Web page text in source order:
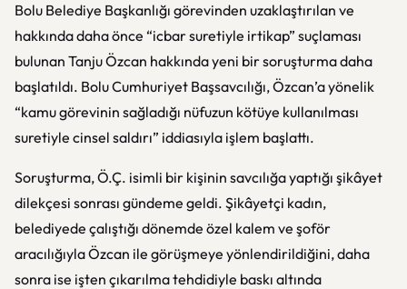
Bolu Belediye Başkanlığı görevinden uzaklaştırılan ve
hakkında daha önce “icbar suretiyle irtikap” suçlaması
bulunan Tanju Özcan hakkında yeni bir soruşturma daha
başlatıldı. Bolu Cumhuriyet Başsavcılığı, Özcan’a yönelik
“kamu görevinin sağladığı nüfuzun kötüye kullanılması
suretiyle cinsel saldırı” iddiasıyla işlem başlattı.
Soruşturma, Ö.Ç. isimli bir kişinin savcılığa yaptığı şikâyet
dilekçesi sonrası gündeme geldi. Şikâyetçi kadın,
belediyede çalıştığı dönemde özel kalem ve şoför
aracılığıyla Özcan ile görüşmeye yönlendirildiğini, daha
sonra ise işten çıkarılma tehdidiyle baskı altında